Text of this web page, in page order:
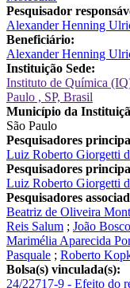
Pesquisador
Alexander Henning
Beneficiário:
Alexander Henning
Instituição Sede:
Instituto de Química
Paulo , SP, Brasil
Município da
São Paulo
Pesquisadores
Luiz Roberto Giorgetti
Pesquisadores
Luiz Roberto Giorgetti
Pesquisadores
Beatriz de Oliveira
Reis Salum ; João
Marimélia Aparecida
Pasquale ; Roberto
Bolsa(s) vinculada(s):
24/22717-9 - Efeito do